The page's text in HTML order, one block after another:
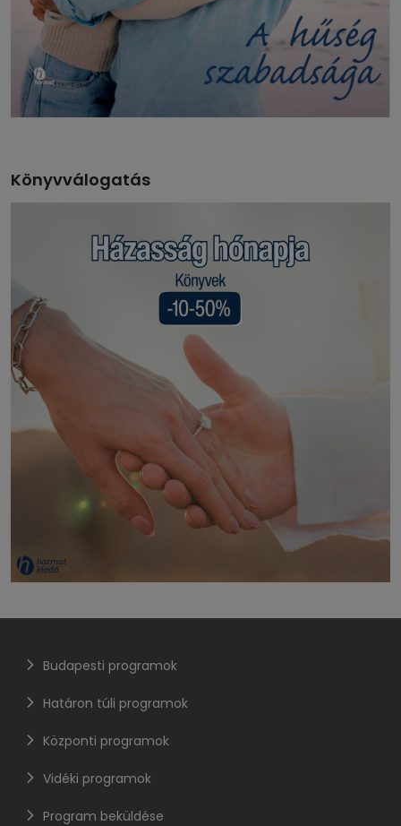
Könyvválogatás
Budapesti programok
Határon túli programok
Központi programok
Vidéki programok
Program beküldése